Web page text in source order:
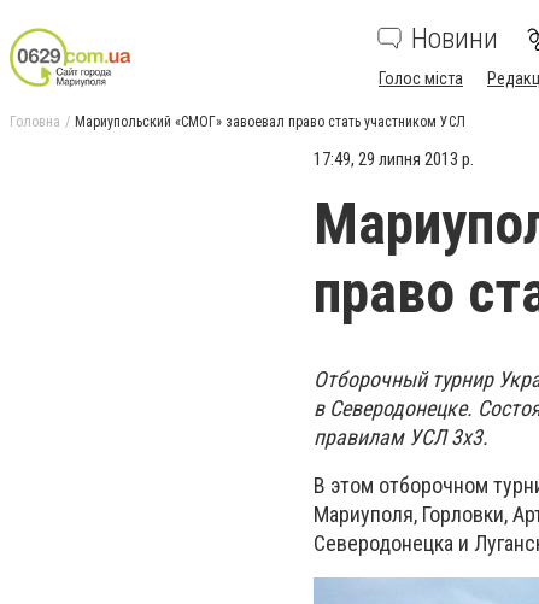
Новини
Голос міста
Головна Мариупольский «СМОГ» завоевал право стать участником УСЛ
17:49, 29 липня 2013 р.
право
Отборочный турнир
в Северодонецке.
правилам УСЛ 3х3.
В этом отборочном
Мариуполя, Горловки,
Северодонецка и